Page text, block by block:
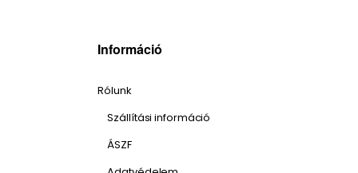
Információ
Rólunk
Szállítási információ
ÁSZF